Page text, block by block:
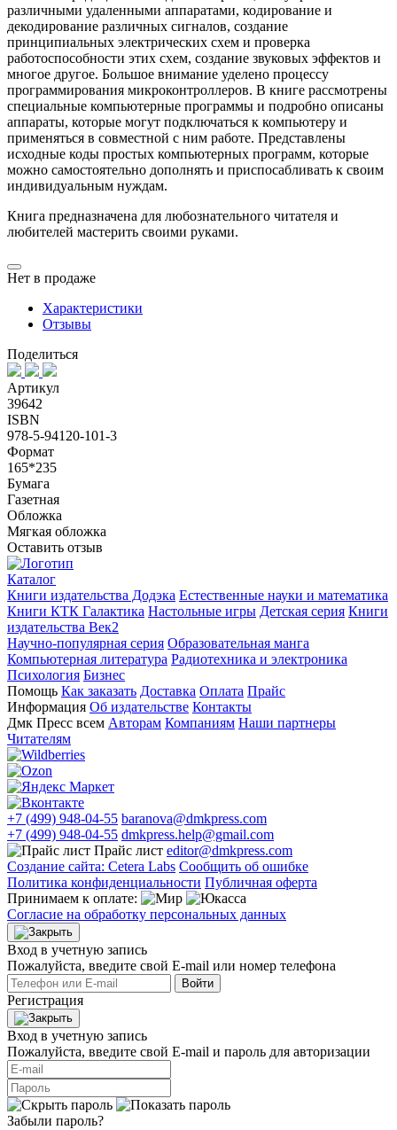
различными удаленными аппаратами, кодирование и
декодирование различных сигналов, создание
принципиальных электрических схем и проверка
работоспособности этих схем, создание звуковых эффектов и
многое другое. Большое внимание уделено процессу
программирования микроконтроллеров. В книге рассмотрены
специальные компьютерные программы и подробно описаны
аппараты, которые могут подключаться к компьютеру и
применяться в совместной с ним работе. Представлены
исходные коды простых компьютерных программ, которые
можно самостоятельно дополнять и приспосабливать к своим
индивидуальным нуждам.
Книга предназначена для любознательного читателя и
любителей мастерить своими руками.
Нет в продаже
Характеристики
Отзывы
Поделиться
Артикул
39642
ISBN
978-5-94120-101-3
Формат
165*235
Бумага
Газетная
Обложка
Мягкая обложка
Оставить отзыв
Каталог
Книги издательства Додэка Естественные науки и математика
Книги КТК Галактика Настольные игры Детская серия Книги
издательства Век2
Научно-популярная серия Образовательная манга
Компьютерная литература Радиотехника и электроника
Психология Бизнес
Помощь Как заказать Доставка Оплата Прайс
Информация Об издательстве Контакты
Дмк Пресс всем Авторам Компаниям Наши партнеры
Читателям
+7 (499) 948-04-55 baranova@dmkpress.com
+7 (499) 948-04-55 dmkpress.help@gmail.com
Прайс лист editor@dmkpress.com
Создание сайта: Cetera Labs Сообщить об ошибке
Политика конфиденциальности Публичная оферта
Принимаем к оплате:
Согласие на обработку персональных данных
Вход в учетную запись
Пожалуйста, введите свой E‑mail или номер телефона
Войти
Регистрация
Вход в учетную запись
Пожалуйста, введите свой E‑mail и пароль для авторизации
Забыли пароль?